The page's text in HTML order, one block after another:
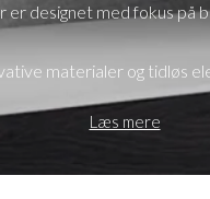
er designet med fokus på
materialer og
Læs mere